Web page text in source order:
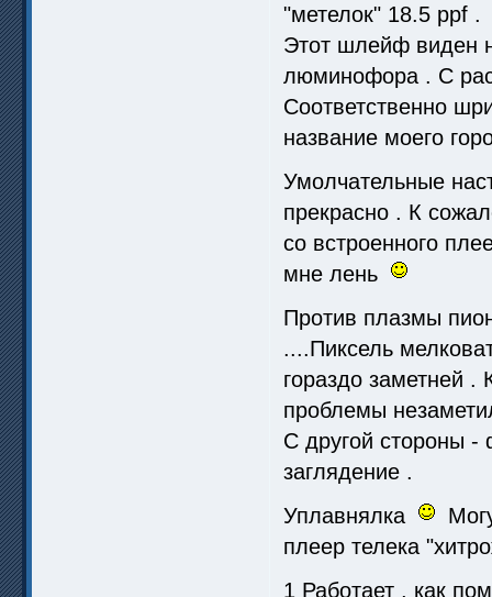
"метелок" 18.5 ppf .
Этот шлейф виден
люминофора . С
Соответственно
название моего
Умолчательные
прекрасно . К
со встроенного
мне лень
Против плазмы
....Пиксель
гораздо заметней .
проблемы
С другой стороны -
заглядение .
Уплавнялка
плеер телека
1 Работает , как